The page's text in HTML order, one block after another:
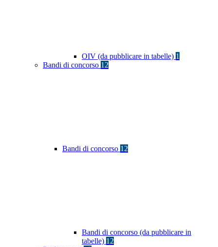
OIV (da pubblicare in tabelle) 1
Bandi di concorso 12
Bandi di concorso 12
Bandi di concorso (da pubblicare in
tabelle) 12